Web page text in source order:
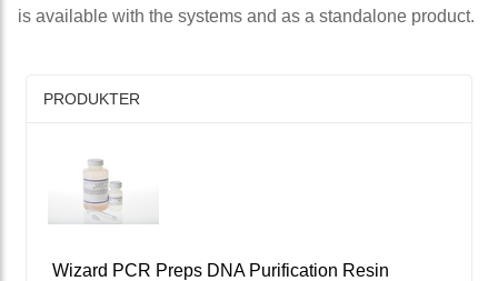
is available with the systems and as a standalone product.
PRODUKTER
Wizard PCR Preps DNA Purification Resin